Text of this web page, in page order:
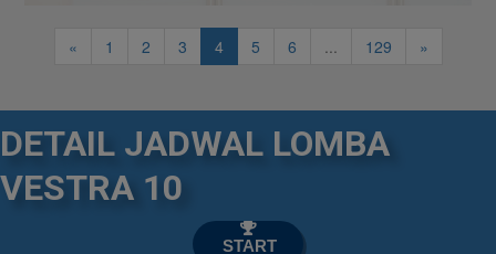
« 1 2 3 4 5 6 ... 129 »
DETAIL JADWAL LOMBA
VESTRA 10

START